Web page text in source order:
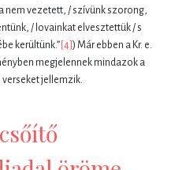
nem vezetett, / szívünk szorong,
/ lovainkat elvesztettük / s
kerültünk.” [4] ) Már ebben a Kr. e.
megjelennek mindazok a
jellemzik.